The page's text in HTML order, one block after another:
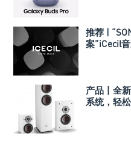
推荐 |
案”iCecil
产品丨全
系统，轻